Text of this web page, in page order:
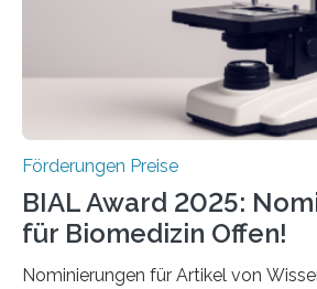
werden soll eine herausragende
hochrangige wissenschaftliche
Förderungen Preise
BIAL Award 2025:
für Biomedizin Offen!
Nominierungen für Artikel von